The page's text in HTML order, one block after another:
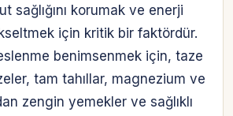
sağlığını korumak ve enerji
için kritik bir faktördür.
benimsenmek için, taze
tam tahıllar, magnezium ve
zengin yemekler ve sağlıklı